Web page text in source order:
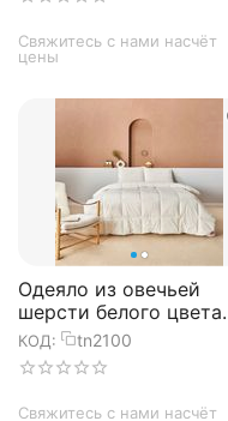
Свяжитесь с нами насчёт
цены
Одеяло из овечьей
шерсти белого цвета
Wool sense 155х215 см,
TAC
КОД: tn2100
Свяжитесь с нами насчёт